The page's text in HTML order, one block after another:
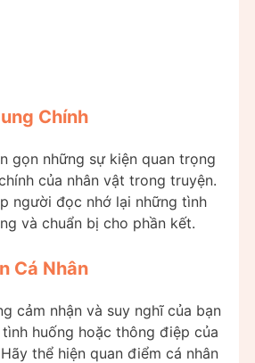
Chính
gọn những sự kiện quan trọng
của nhân vật trong truyện.
người đọc nhớ lại những tình
và chuẩn bị cho phần kết.
Cá Nhân
cảm nhận và suy nghĩ của bạn
huống hoặc thông điệp của
thể hiện quan điểm cá nhân